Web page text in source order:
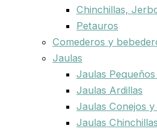
Chinchillas,
Petauros
Comederos y
Jaulas
Jaulas
Jaulas Ardillas
Jaulas Conejos
Jaulas Chinchillas